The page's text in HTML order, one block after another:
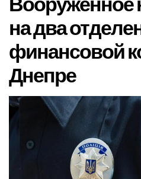
на два
финансовой
Днепре